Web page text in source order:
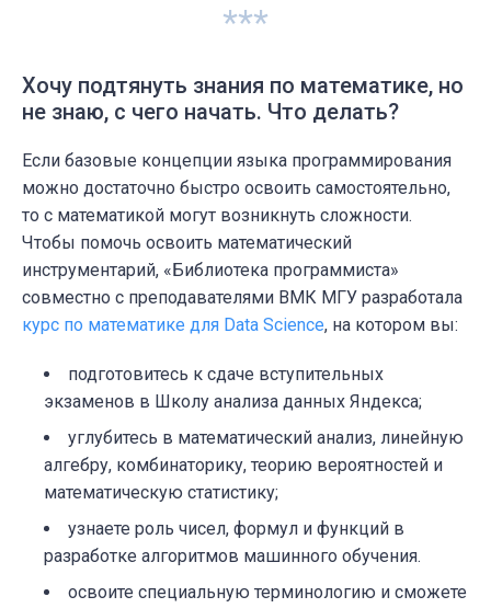
***
Хочу подтянуть знания по математике, но
не знаю, с чего начать. Что делать?
Если базовые концепции языка программирования
можно достаточно быстро освоить самостоятельно,
то с математикой могут возникнуть сложности.
Чтобы помочь освоить математический
инструментарий, «Библиотека программиста»
совместно с преподавателями ВМК МГУ разработала
курс по математике для Data Science, на котором вы:
подготовитесь к сдаче вступительных
экзаменов в Школу анализа данных Яндекса;
углубитесь в математический анализ, линейную
алгебру, комбинаторику, теорию вероятностей и
математическую статистику;
узнаете роль чисел, формул и функций в
разработке алгоритмов машинного обучения.
освоите специальную терминологию и сможете